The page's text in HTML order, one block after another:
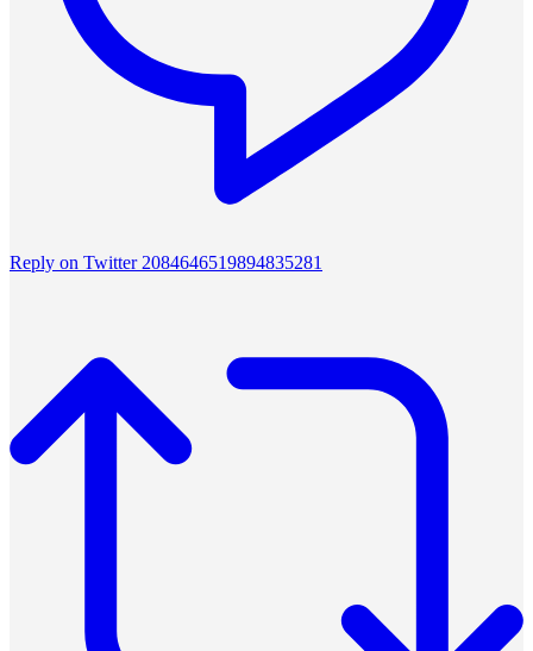
Reply on Twitter 2084646519894835281